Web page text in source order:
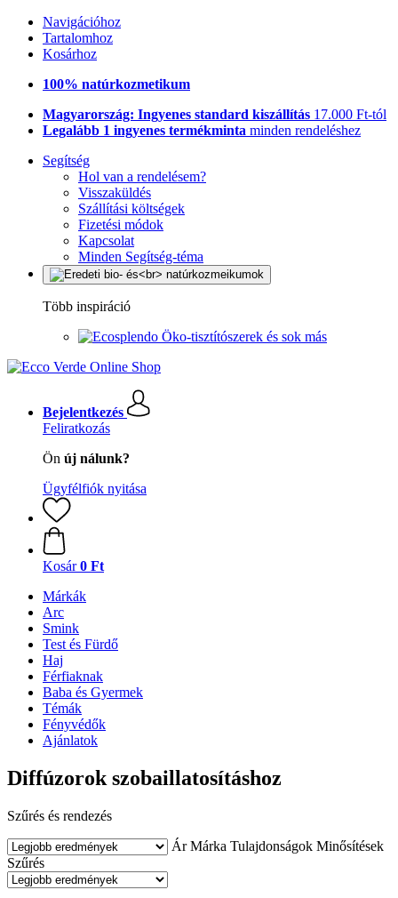
Navigációhoz
Tartalomhoz
Kosárhoz
100% natúrkozmetikum
Magyarország: Ingyenes standard kiszállítás 17.000 Ft-tól
Legalább 1 ingyenes termékminta minden rendeléshez
Segítség
Hol van a rendelésem?
Visszaküldés
Szállítási költségek
Fizetési módok
Kapcsolat
Minden Segítség-téma
Több inspiráció
Öko-tisztítószerek és sok más
Bejelentkezés
Feliratkozás
Ön új nálunk?
Ügyfélfiók nyitása
Kosár 0 Ft
Márkák
Arc
Smink
Test és Fürdő
Haj
Férfiaknak
Baba és Gyermek
Témák
Fényvédők
Ajánlatok
Diffúzorok szobaillatosításhoz
Szűrés és rendezés
Ár Márka Tulajdonságok Minősítések
Szűrés